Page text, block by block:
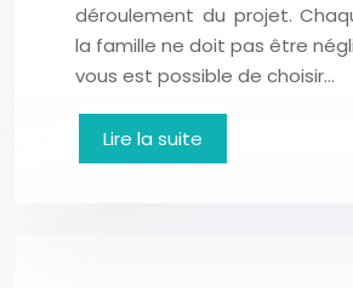
déroulement du projet.
la famille ne doit pas être
vous est possible de choisir…
Lire la suite